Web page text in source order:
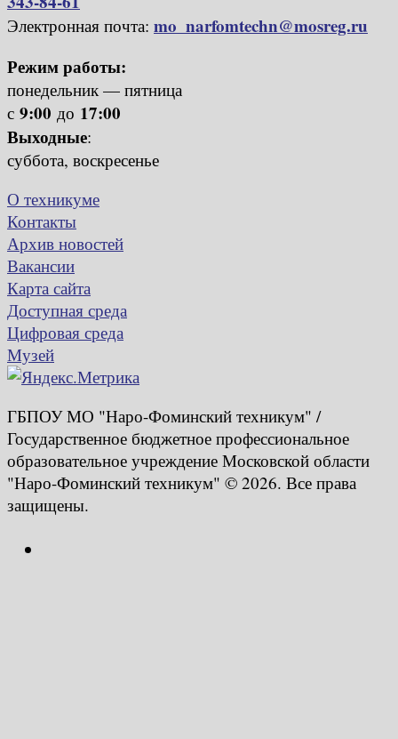
Электронная почта: mo_narfomtechn@mosreg.ru
Режим работы:
понедельник — пятница
с 9:00 до 17:00
Выходные:
суббота, воскресенье
О техникуме
Контакты
Архив новостей
Вакансии
Карта сайта
Доступная среда
Цифровая среда
Музей
ГБПОУ МО "Наро-Фоминский техникум" /
Государственное бюджетное профессиональное
образовательное учреждение Московской области
"Наро-Фоминский техникум" © 2026. Все права
защищены.